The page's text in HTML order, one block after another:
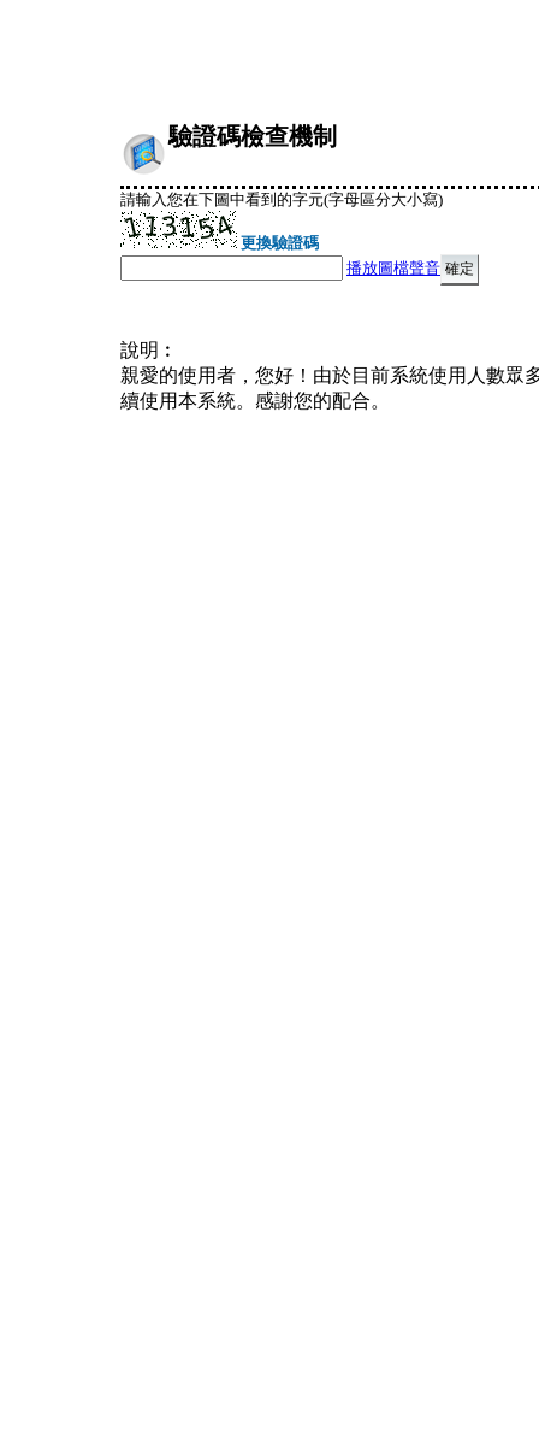
驗證碼檢查機制
請輸入您在下圖中看到的字元(字母區分大小寫)
更換驗證碼
播放圖檔聲音
說明︰
親愛的使用者，您好！由於目前系統使用人數眾
續使用本系統。感謝您的配合。